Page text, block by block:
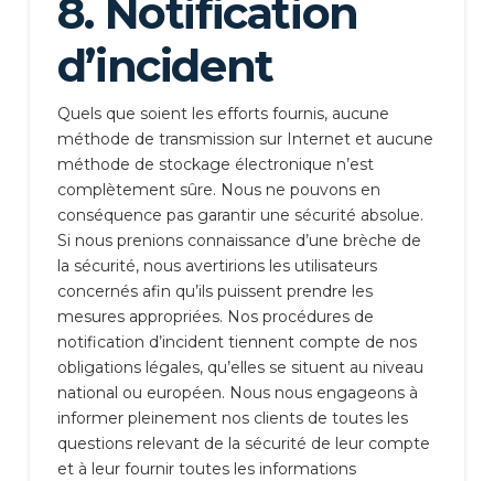
8. Notification
d’incident
Quels que soient les efforts fournis, aucune
méthode de transmission sur Internet et aucune
méthode de stockage électronique n’est
complètement sûre. Nous ne pouvons en
conséquence pas garantir une sécurité absolue.
Si nous prenions connaissance d’une brèche de
la sécurité, nous avertirions les utilisateurs
concernés afin qu’ils puissent prendre les
mesures appropriées. Nos procédures de
notification d’incident tiennent compte de nos
obligations légales, qu’elles se situent au niveau
national ou européen. Nous nous engageons à
informer pleinement nos clients de toutes les
questions relevant de la sécurité de leur compte
et à leur fournir toutes les informations